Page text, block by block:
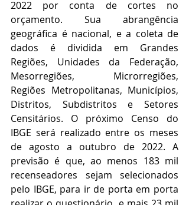
2022 por conta de cortes no
orçamento. Sua abrangência
geográfica é nacional, e a coleta de
dados é dividida em Grandes
Regiões, Unidades da Federação,
Mesorregiões, Microrregiões,
Regiões Metropolitanas, Municípios,
Distritos, Subdistritos e Setores
Censitários. O próximo Censo do
IBGE será realizado entre os meses
de agosto a outubro de 2022. A
previsão é que, ao menos 183 mil
recenseadores sejam selecionados
pelo IBGE, para ir de porta em porta